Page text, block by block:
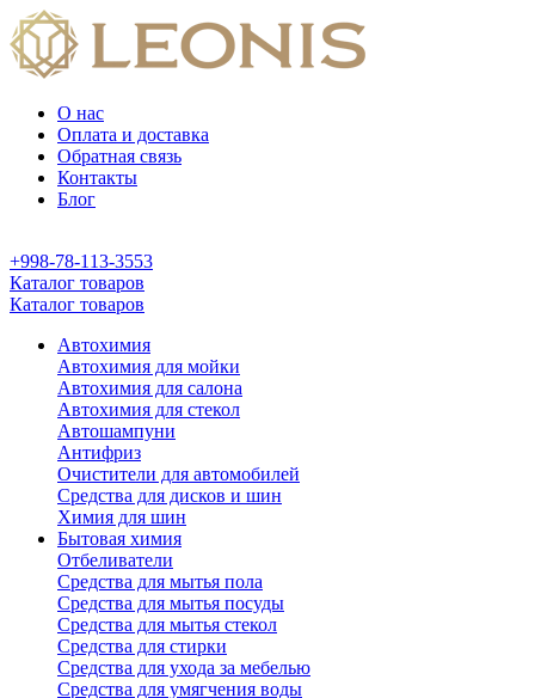
О нас
Оплата и доставка
Обратная связь
Контакты
Блог
+998-78-113-3553
Каталог товаров
Каталог товаров
Автохимия
Автохимия для мойки
Автохимия для салона
Автохимия для стекол
Автошампуни
Антифриз
Очистители для автомобилей
Средства для дисков и шин
Химия для шин
Бытовая химия
Отбеливатели
Средства для мытья пола
Средства для мытья посуды
Средства для мытья стекол
Средства для стирки
Средства для ухода за мебелью
Средства для умягчения воды